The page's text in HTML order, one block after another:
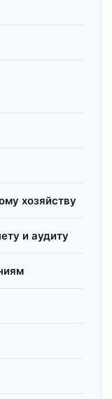
хозяйству
и аудиту